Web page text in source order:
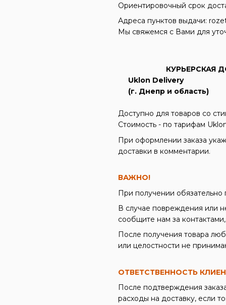
Ориентировочный срок
Адреса пунктов выдачи:
Мы свяжемся с Вами для
КУРЬЕРСКАЯ
Uklon Delivery
(г. Днепр и область)
Доступно для товаров со
Стоимость - по тарифам
При оформлении заказа
доставки в комментарии.
ВАЖНО!
При получении обязательно
В случае повреждения или
сообщите нам за
После получения товара
или целостности не
ОТВЕТСТВЕННОСТЬ
После подтверждения
расходы на доставку, если